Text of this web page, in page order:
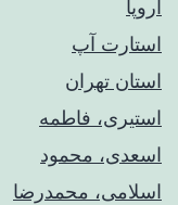
اروپا
استارت آپ
استان تهران
استیری، فاطمه
اسعدی، محمود
اسلامی، محمدرضا